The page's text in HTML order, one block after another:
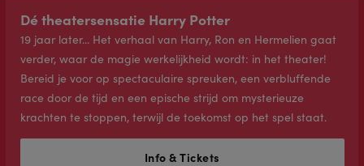
Dé theatersensatie Harry Potter
19 jaar later... Het verhaal van Harry, Ron en Hermelien gaat
verder, waar de magie werkelijkheid wordt: in het theater!
Bereid je voor op spectaculaire spreuken, een verbluffende
race door de tijd en een epische strijd om mysterieuze
krachten te stoppen, terwijl de toekomst op het spel staat.
Info & Tickets